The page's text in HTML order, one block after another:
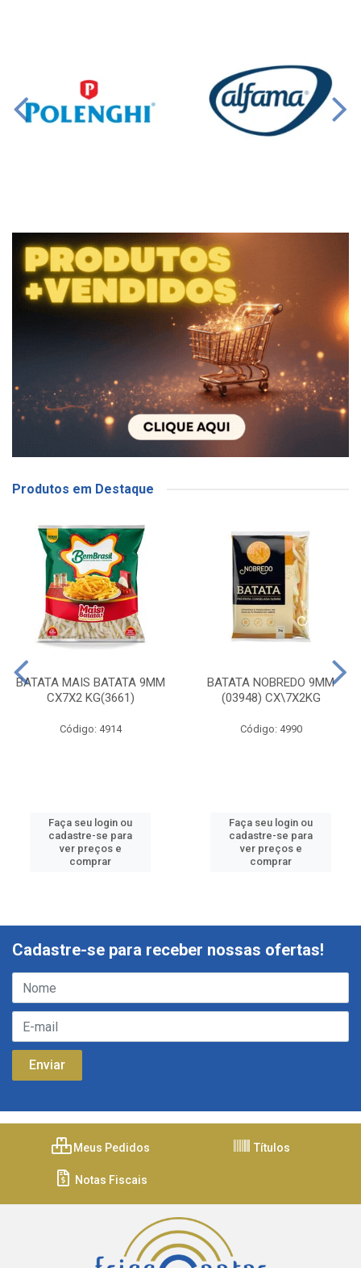
Produtos em Destaque
BATATA MAIS BATATA 9MM
CX7X2 KG(3661)
Código: 4914
Faça seu login ou
cadastre-se para
ver preços e
comprar
BATATA NOBREDO 9MM
(03948) CX\7X2KG
Código: 4990
Faça seu login ou
cadastre-se para
ver preços e
comprar
Cadastre-se para receber nossas ofertas!
Meus Pedidos Títulos
Notas Fiscais